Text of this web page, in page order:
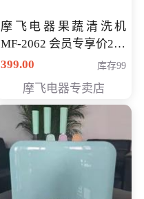
摩飞电器果蔬清洗机
MF-2062 会员专享价268
元
399.00 库存99
摩飞电器专卖店